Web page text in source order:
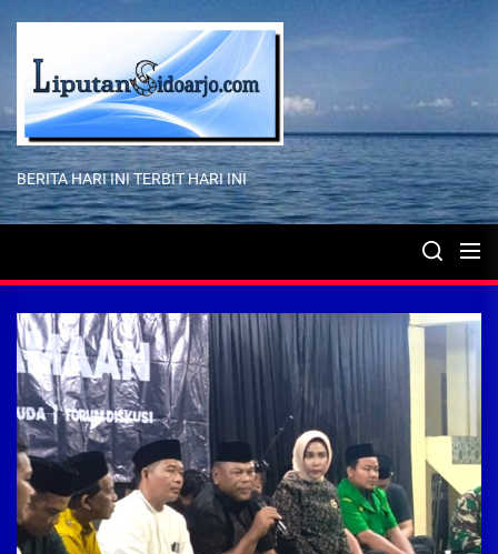
content
BERITA HARI INI TERBIT HARI INI